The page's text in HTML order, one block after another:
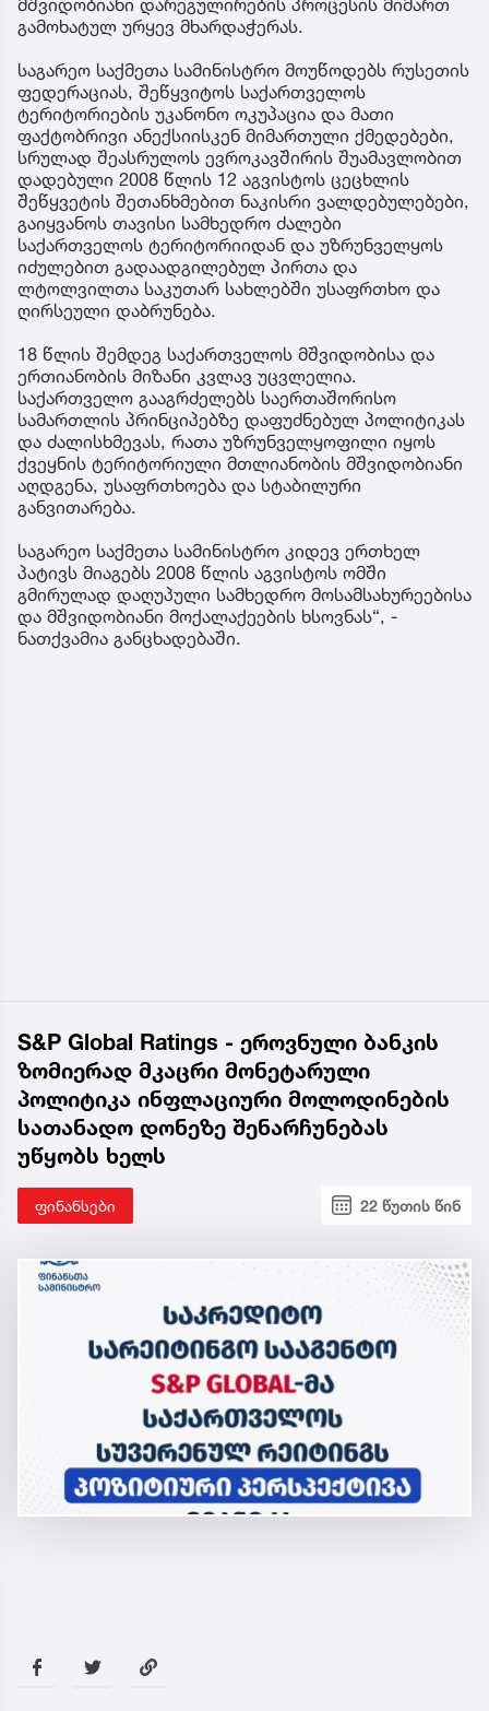
გამოხატულ ურყევ მხარდაჭერას.
საგარეო საქმეთა სამინისტრო მოუწოდებს რუსეთის
ფედერაციას, შეწყვიტოს საქართველოს
ტერიტორიების უკანონო ოკუპაცია და მათი
ფაქტობრივი ანექსიისკენ მიმართული ქმედებები,
სრულად შეასრულოს ევროკავშირის შუამავლობით
დადებული 2008 წლის 12 აგვისტოს ცეცხლის
შეწყვეტის შეთანხმებით ნაკისრი ვალდებულებები,
გაიყვანოს თავისი სამხედრო ძალები
საქართველოს ტერიტორიიდან და უზრუნველყოს
იძულებით გადაადგილებულ პირთა და
ლტოლვილთა საკუთარ სახლებში უსაფრთხო და
ღირსეული დაბრუნება.
18 წლის შემდეგ საქართველოს მშვიდობისა და
ერთიანობის მიზანი კვლავ უცვლელია.
საქართველო გააგრძელებს საერთაშორისო
სამართლის პრინციპებზე დაფუძნებულ პოლიტიკას
და ძალისხმევას, რათა უზრუნველყოფილი იყოს
ქვეყნის ტერიტორიული მთლიანობის მშვიდობიანი
აღდგენა, უსაფრთხოება და სტაბილური
განვითარება.
საგარეო საქმეთა სამინისტრო კიდევ ერთხელ
პატივს მიაგებს 2008 წლის აგვისტოს ომში
გმირულად დაღუპული სამხედრო მოსამსახურეებისა
და მშვიდობიანი მოქალაქეების ხსოვნას“, -
ნათქვამია განცხადებაში.
S&P Global Ratings - ეროვნული ბანკის
ზომიერად მკაცრი მონეტარული
პოლიტიკა ინფლაციური მოლოდინების
სათანადო დონეზე შენარჩუნებას
უწყობს ხელს
ფინანსები 22 წუთის წინ